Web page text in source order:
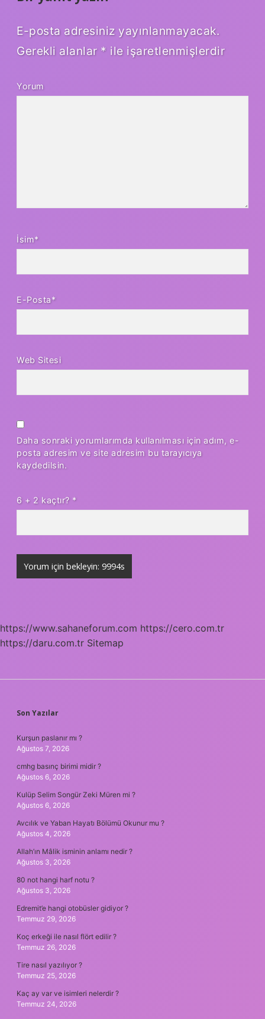
E-posta adresiniz yayınlanmayacak.
Gerekli alanlar * ile işaretlenmişlerdir
Yorum
İsim*
E-Posta*
Web Sitesi
Daha sonraki yorumlarımda kullanılması için adım, e-
posta adresim ve site adresim bu tarayıcıya
kaydedilsin.
6 + 2 kaçtır? *
https://www.sahaneforum.com https://cero.com.tr
https://daru.com.tr Sitemap
SIDEBAR
Son Yazılar
Kurşun paslanır mı ?
Ağustos 7, 2026
cmhg basınç birimi midir ?
Ağustos 6, 2026
Kulüp Selim Songür Zeki Müren mi ?
Ağustos 6, 2026
Avcılık ve Yaban Hayatı Bölümü Okunur mu ?
Ağustos 4, 2026
Allah’ın Mâlik isminin anlamı nedir ?
Ağustos 3, 2026
80 not hangi harf notu ?
Ağustos 3, 2026
Edremit’e hangi otobüsler gidiyor ?
Temmuz 29, 2026
Koç erkeği ile nasıl flört edilir ?
Temmuz 26, 2026
Tire nasıl yazılıyor ?
Temmuz 25, 2026
Kaç ay var ve isimleri nelerdir ?
Temmuz 24, 2026